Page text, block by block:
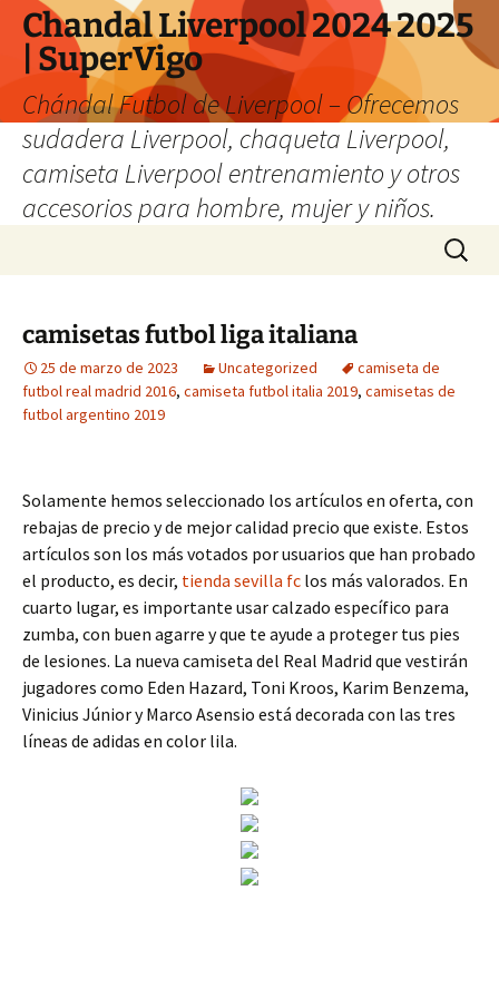
Chandal Liverpool 2024 2025
| SuperVigo
Chándal Futbol de Liverpool – Ofrecemos
sudadera Liverpool, chaqueta Liverpool,
camiseta Liverpool entrenamiento y otros
accesorios para hombre, mujer y niños.
Buscar:
camisetas futbol liga italiana
25 de marzo de 2023 Uncategorized
camiseta de
futbol real madrid 2016, camiseta futbol italia 2019, camisetas de
futbol argentino 2019
Solamente hemos seleccionado los artículos en oferta, con
rebajas de precio y de mejor calidad precio que existe. Estos
artículos son los más votados por usuarios que han probado
el producto, es decir, tienda sevilla fc los más valorados. En
cuarto lugar, es importante usar calzado específico para
zumba, con buen agarre y que te ayude a proteger tus pies
de lesiones. La nueva camiseta del Real Madrid que vestirán
jugadores como Eden Hazard, Toni Kroos, Karim Benzema,
Vinicius Júnior y Marco Asensio está decorada con las tres
líneas de adidas en color lila.